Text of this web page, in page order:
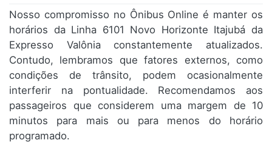
Nosso compromisso no Ônibus Online é manter os
horários da Linha 6101 Novo Horizonte Itajubá da
Expresso Valônia constantemente atualizados.
Contudo, lembramos que fatores externos, como
condições de trânsito, podem ocasionalmente
interferir na pontualidade. Recomendamos aos
passageiros que considerem uma margem de 10
minutos para mais ou para menos do horário
programado.